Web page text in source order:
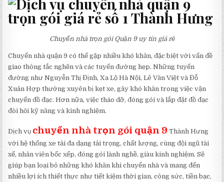
Chuyển nhà trọn gói Quận 9 uy tín giá rẻ
Chuyển nhà quận 9 có thể gặp nhiều khó khăn, đặc biệt với vấn đề
giao thông tắc nghẽn và các tuyến đường hẹp. Những tuyến
đường như Nguyễn Thị Định, Xa Lộ Hà Nội, Lê Văn Việt và Đỗ
Xuân Hợp thường xuyên bị kẹt xe, gây khó khăn trong việc vận
chuyển đồ đạc. Hơn nữa, việc tháo dỡ, đóng gói và lắp đặt đồ đạc
đòi hỏi kỹ năng và kinh nghiệm.
Dịch vụ chuyển nhà trọn gói quận 9 Thành Hưng
với hệ thống xe tải đa dạng tải trọng, chất lượng, cùng đội ngũ tài
xế, nhân viên bốc xếp, đóng gói lành nghề, giàu kinh nghiệm. Sẽ
giúp bạn loại bỏ những khó khăn khi chuyển nhà và mang đến
nhiều lợi ích thiết thực như tiết kiệm thời gian, công sức, tiền bạc,